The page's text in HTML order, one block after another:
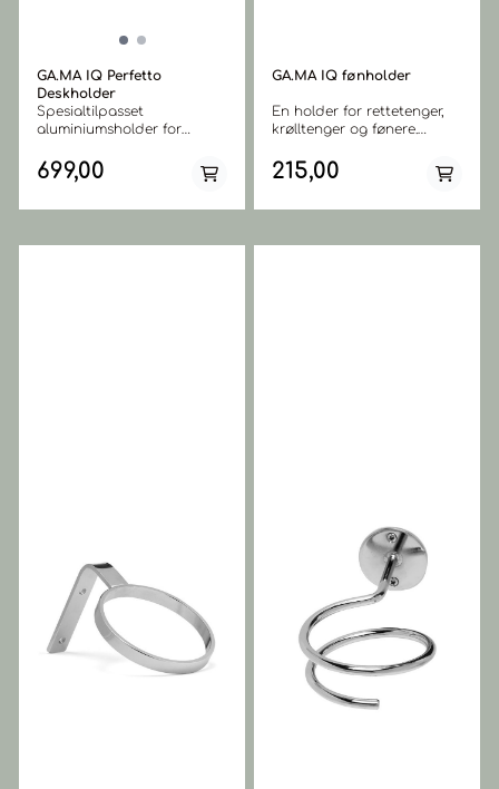
GA.MA IQ Perfetto
Deskholder
Spesialtilpasset
aluminiumsholder for
med logo elegant utskåret i
stativet. 4 sugekoppene
699,00
GA.MA IQ fønholder
En holder for rettetenger,
krølltenger og fønere.
Sugekoppene holder
holderen stabil både på
215,00